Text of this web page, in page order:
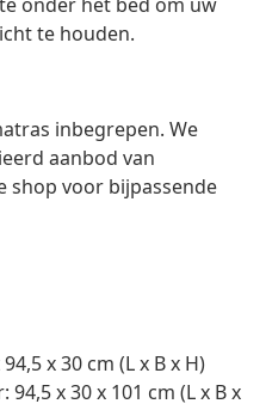
te houden.
inbegrepen. We
aanbod van
shop voor bijpassende
x 30 cm (L x B x H)
x 30 x 101 cm (L x B x